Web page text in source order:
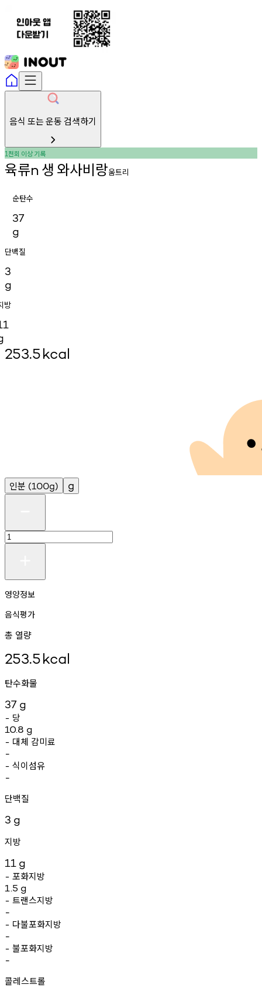
음식 또는 운동 검색하기
1천회 이상기록
육류n 생 와사비랑움트리
순탄수
37
g
단백질
3
g
방
253.5kcal
인분 (100g) g
영양정보
음식평가
총 열량
253.5kcal
탄수화물
37 g
- 당
10.8 g
- 대체 감미료
-
- 식이섬유
-
단백질
3 g
지방
11 g
- 포화지방
1.5 g
- 트랜스지방
-
- 다불포화지방
-
- 불포화지방
-
콜레스트롤